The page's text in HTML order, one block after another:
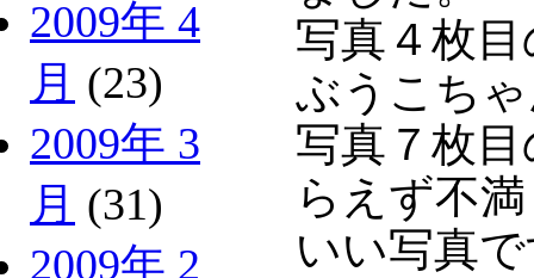
2009年 4
月 (23)
2009年 3
月 (31)
2009年 2
写真４枚
ぶうこち
写真７枚
らえず不
いい写真